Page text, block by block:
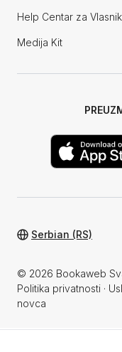
Help Centar za
Medija Kit
© 2026 Bookaweb
Politika privatnosti ·
novca
Serbian (RS)